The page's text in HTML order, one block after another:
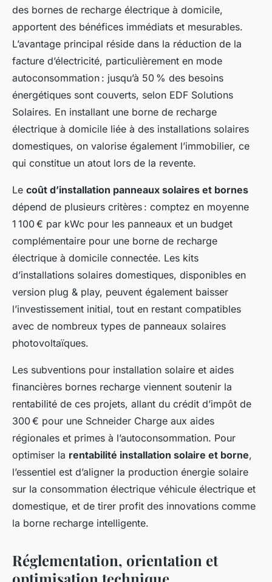
des bornes de recharge électrique à domicile,
apportent des bénéfices immédiats et mesurables.
L’avantage principal réside dans la réduction de la
facture d’électricité, particulièrement en mode
autoconsommation : jusqu’à 50 % des besoins
énergétiques sont couverts, selon EDF Solutions
Solaires. En installant une borne de recharge
électrique à domicile liée à des installations solaires
domestiques, on valorise également l’immobilier, ce
qui constitue un atout lors de la revente.
Le coût d’installation panneaux solaires et bornes
dépend de plusieurs critères : comptez en moyenne
1 100 € par kWc pour les panneaux et un budget
complémentaire pour une borne de recharge
électrique à domicile connectée. Les kits
d’installations solaires domestiques, disponibles en
version plug & play, peuvent également baisser
l’investissement initial, tout en restant compatibles
avec de nombreux types de panneaux solaires
photovoltaïques.
Les subventions pour installation solaire et aides
financières bornes recharge viennent soutenir la
rentabilité de ces projets, allant du crédit d’impôt de
300 € pour une Schneider Charge aux aides
régionales et primes à l’autoconsommation. Pour
optimiser la rentabilité installation solaire et borne,
l’essentiel est d’aligner la production énergie solaire
sur la consommation électrique véhicule électrique et
domestique, et de tirer profit des innovations comme
la borne recharge intelligente.
Réglementation, orientation et